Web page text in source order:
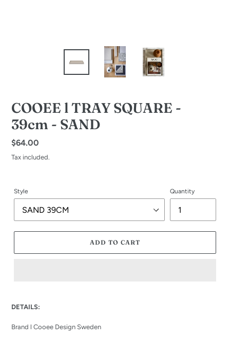
COOEE l TRAY SQUARE -
39cm - SAND
Regular
price
$64.00
Tax included.
Style Quantity
ADD TO CART
to
cart
DETAILS:
Brand l Cooee Design Sweden